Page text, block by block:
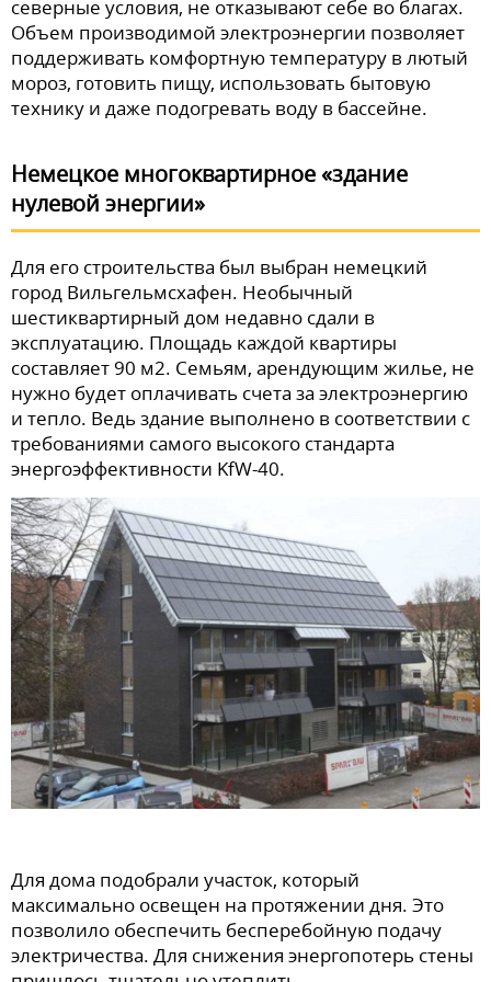
северные условия, не отказывают себе во благах.
Объем производимой электроэнергии позволяет
поддерживать комфортную температуру в лютый
мороз, готовить пищу, использовать бытовую
технику и даже подогревать воду в бассейне.
Немецкое многоквартирное «здание
нулевой энергии»
Для его строительства был выбран немецкий
город Вильгельмсхафен. Необычный
шестиквартирный дом недавно сдали в
эксплуатацию. Площадь каждой квартиры
составляет 90 м2. Семьям, арендующим жилье, не
нужно будет оплачивать счета за электроэнергию
и тепло. Ведь здание выполнено в соответствии с
требованиями самого высокого стандарта
энергоэффективности KfW-40.
Для дома подобрали участок, который
максимально освещен на протяжении дня. Это
позволило обеспечить бесперебойную подачу
электричества. Для снижения энергопотерь стены